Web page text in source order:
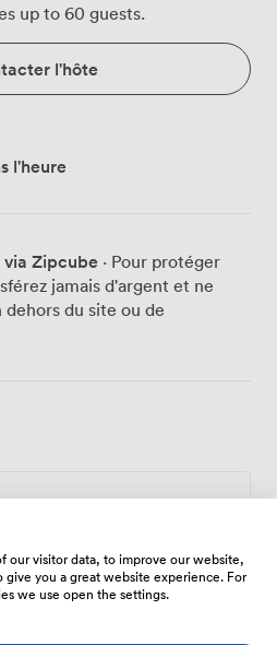
up to 60 guests.
l'hôte
l'heure
Zipcube · Pour protéger
jamais d'argent et ne
du site ou de
our visitor data, to improve our website,
you a great website experience. For
we use open the settings.